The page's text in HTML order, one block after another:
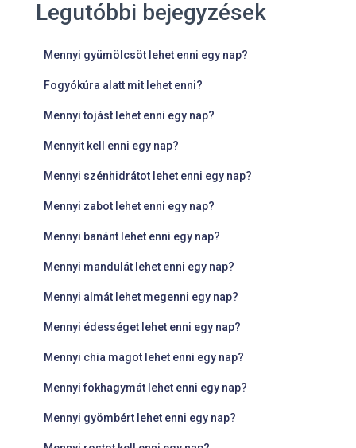
Legutóbbi bejegyzések
Mennyi gyümölcsöt lehet enni egy nap?
Fogyókúra alatt mit lehet enni?
Mennyi tojást lehet enni egy nap?
Mennyit kell enni egy nap?
Mennyi szénhidrátot lehet enni egy nap?
Mennyi zabot lehet enni egy nap?
Mennyi banánt lehet enni egy nap?
Mennyi mandulát lehet enni egy nap?
Mennyi almát lehet megenni egy nap?
Mennyi édességet lehet enni egy nap?
Mennyi chia magot lehet enni egy nap?
Mennyi fokhagymát lehet enni egy nap?
Mennyi gyömbért lehet enni egy nap?